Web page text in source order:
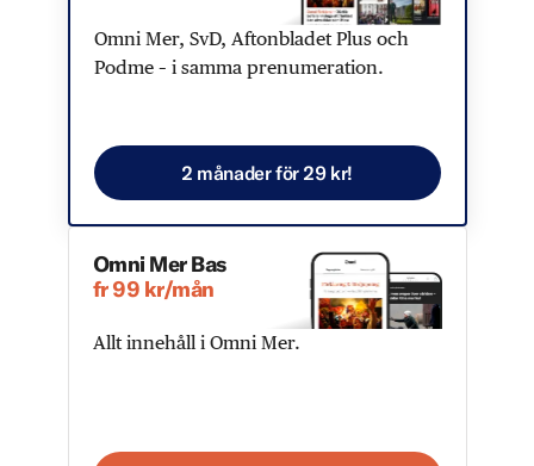
Omni Mer, SvD, Aftonbladet Plus och
Podme – i samma prenumeration.
2 månader för 29 kr!
Omni Mer Bas
fr 99 kr/mån
Allt innehåll i Omni Mer.